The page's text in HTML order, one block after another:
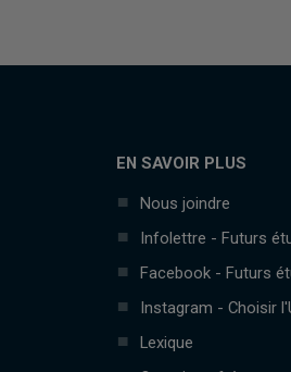
EN SAVOIR PLUS
Nous joindre
Infolettre - Futurs
Facebook - Futurs
Instagram - Choisir
Lexique